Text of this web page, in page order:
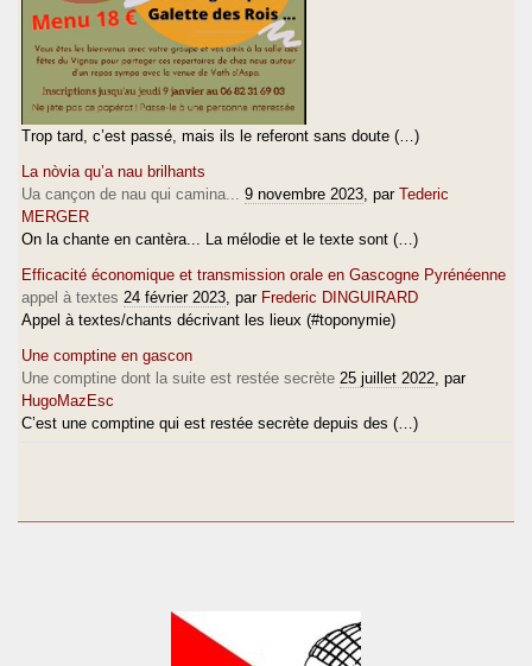
Trop tard, c’est passé, mais ils le referont sans doute (…)
La nòvia qu’a nau brilhants
Ua cançon de nau qui camina...
9 novembre 2023 , par Tederic
MERGER
On la chante en cantèra... La mélodie et le texte sont (…)
Efficacité économique et transmission orale en Gascogne Pyrénéenne
appel à textes 24 février 2023 , par Frederic DINGUIRARD
Appel à textes/chants décrivant les lieux (#toponymie)
Une comptine en gascon
Une comptine dont la suite est restée secrète 25 juillet 2022 , par
HugoMazEsc
C’est une comptine qui est restée secrète depuis des (…)